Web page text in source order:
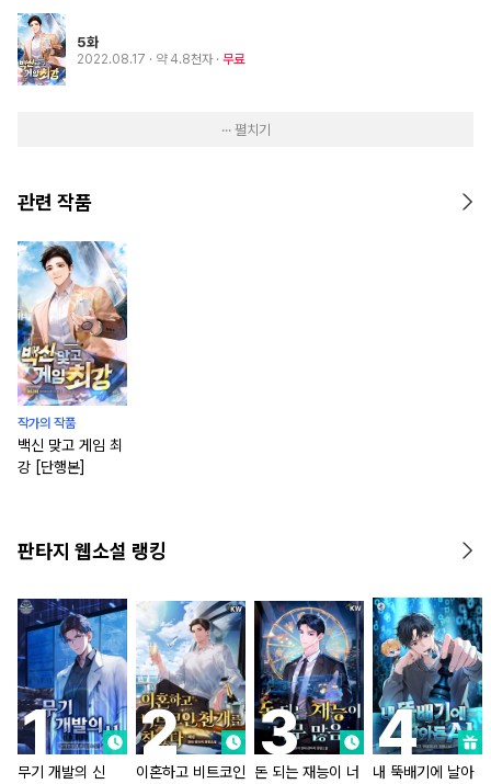
5화
2022.08.17 · 약 4.8천자 무료
··· 펼치기
관련 작품
작가의 작품
백신 맞고 게임 최
강 [단행본]
판타지 웹소설 랭킹
무기 개발의 신
이혼하고 비트코인
돈 되는 재능이 너
내 뚝배기에 날아